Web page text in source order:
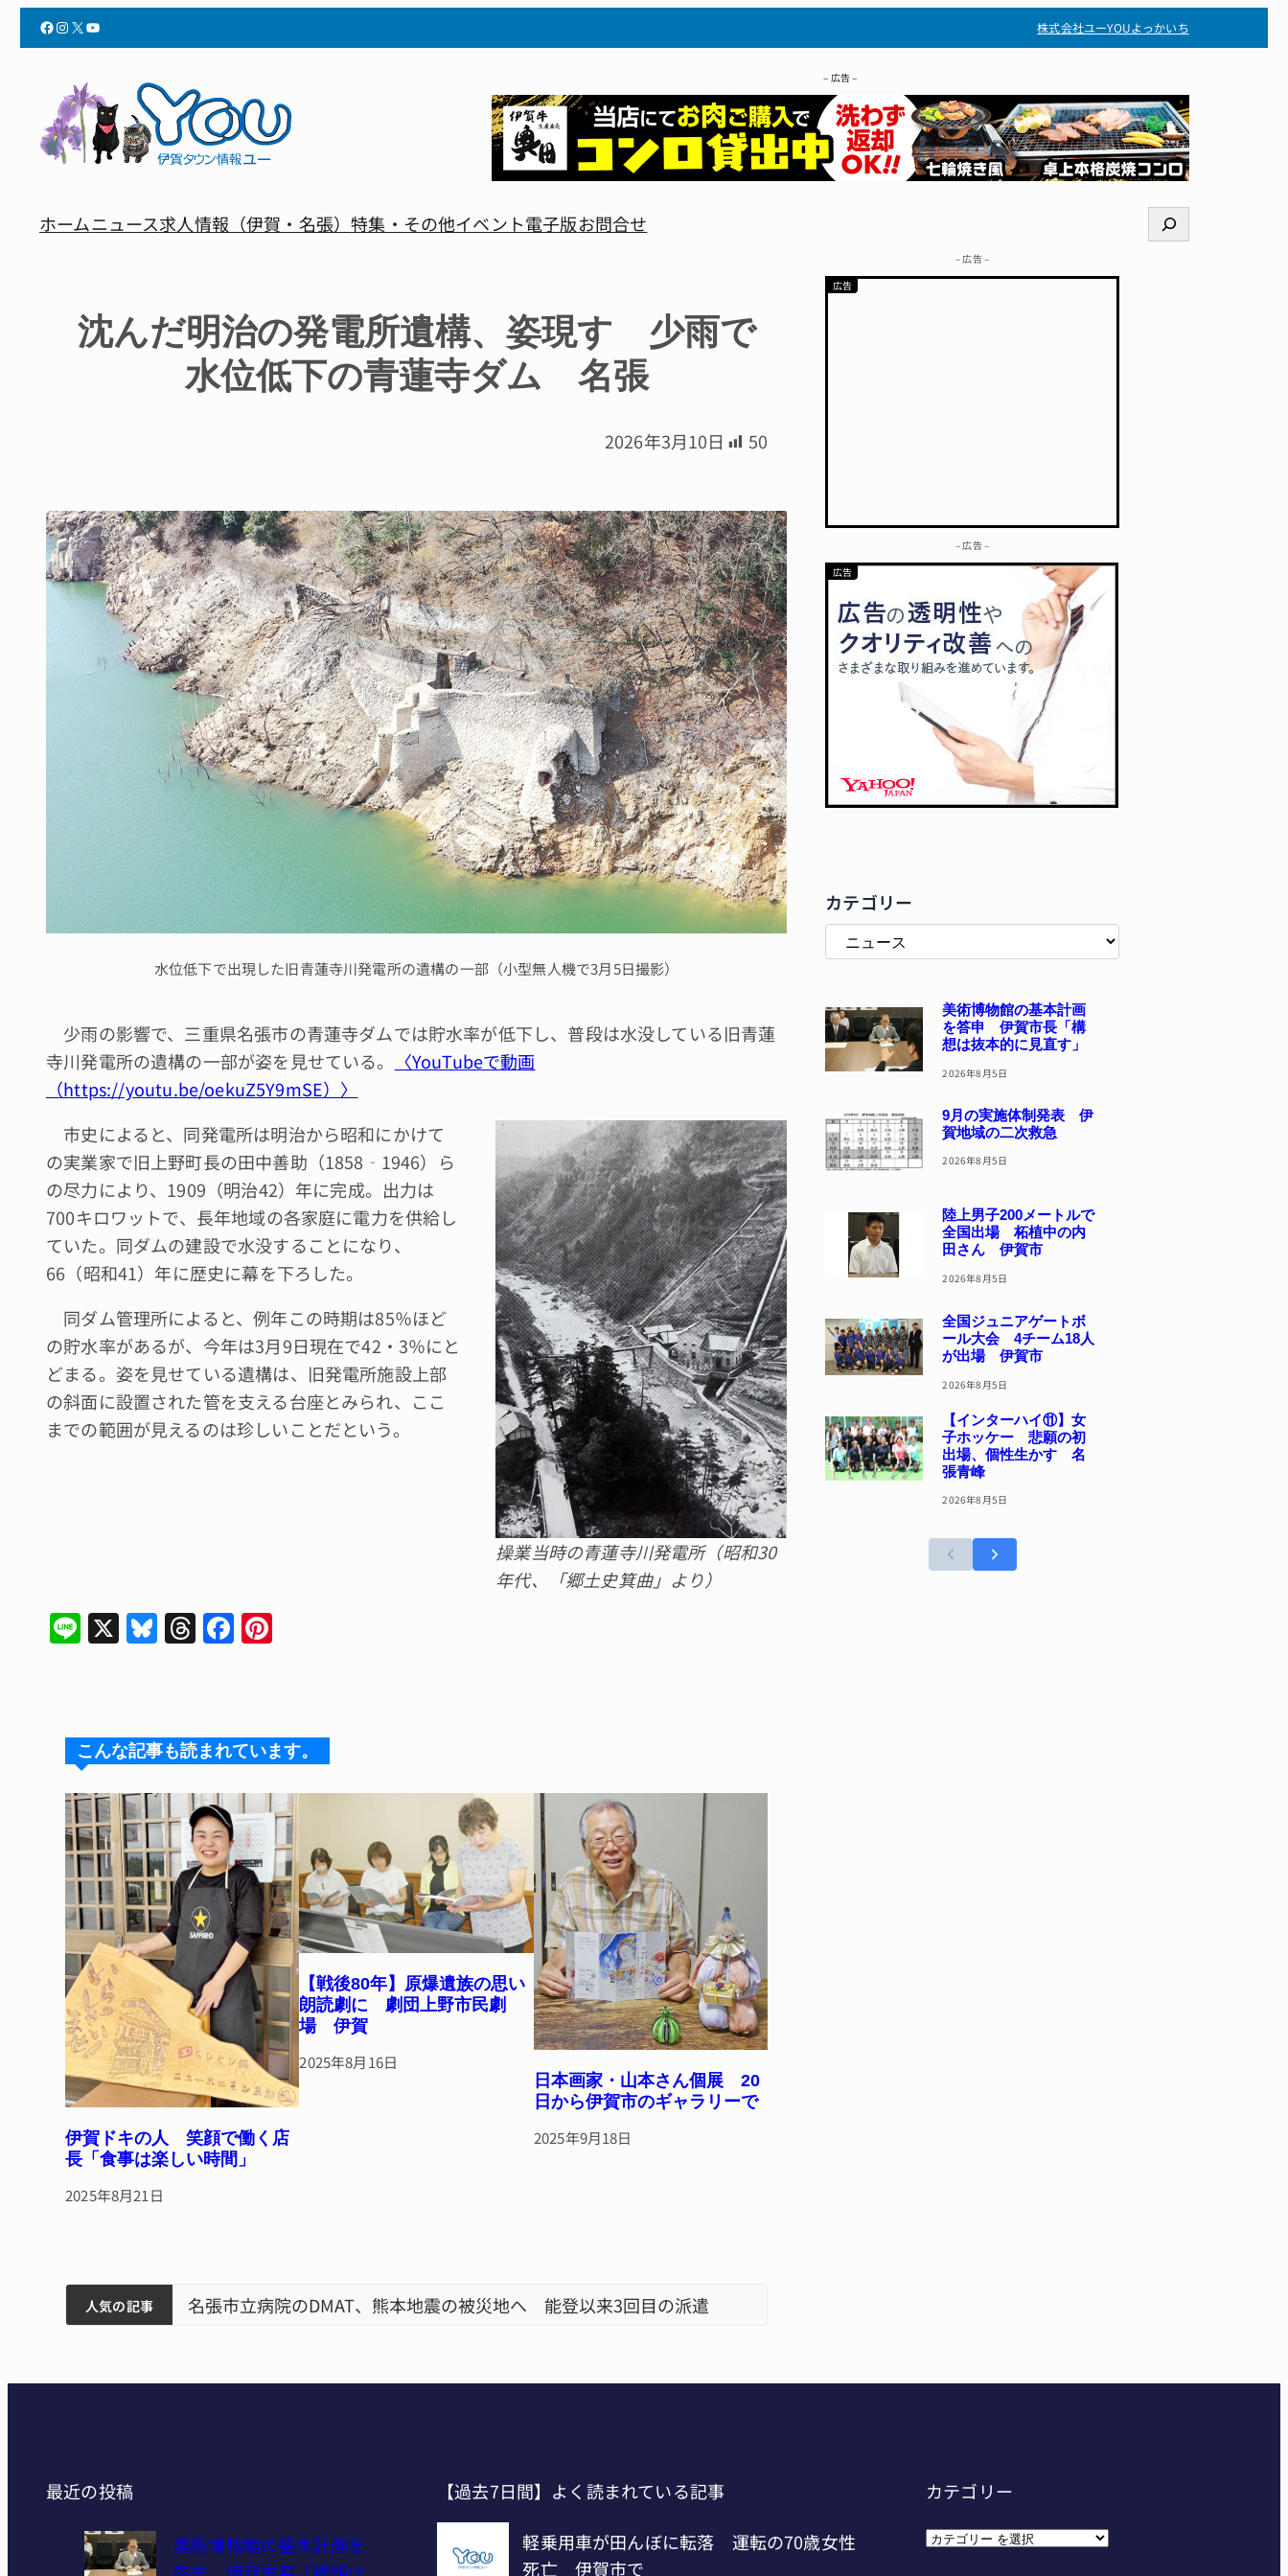
Facebook InstagramX YouTube 株式会社ユーYOUよっかいち
– 広告 –
ホームニュース求人情報（伊賀・名張）特集・その他イベント電子版お問合せ
検
索
沈んだ明治の発電所遺構、姿現す 少雨で
水位低下の青蓮寺ダム 名張
2026年3月10日 50
水位低下で出現した旧青蓮寺川発電所の遺構の一部（小型無人機で3月5日撮影）
少雨の影響で、三重県名張市の青蓮寺ダムでは貯水率が低下し、普段は水没している旧青蓮
寺川発電所の遺構の一部が姿を見せている。
〈YouTubeで動画
（https://youtu.be/oekuZ5Y9mSE）〉
操業当時の青蓮寺川発電所（昭和30
年代、「郷土史箕曲」より）
市史によると、同発電所は明治から昭和にかけて
の実業家で旧上野町長の田中善助（1858‐1946）ら
の尽力により、1909（明治42）年に完成。出力は
700キロワットで、長年地域の各家庭に電力を供給し
ていた。同ダムの建設で水没することになり、
66（昭和41）年に歴史に幕を下ろした。
同ダム管理所によると、例年この時期は85％ほど
の貯水率があるが、今年は3月9日現在で42・3％にと
どまる。姿を見せている遺構は、旧発電所施設上部
の斜面に設置された管を支える台座とみられ、ここ
までの範囲が見えるのは珍しいことだという。
Li
n
X Bl
u
k
y
T
hr
d
s
F
a
b
o
o
k
st
こんな記事も読まれています。
伊賀ドキの人 笑顔で働く店
長「食事は楽しい時間」
2025年8月21日
【戦後80年】原爆遺族の思い
朗読劇に 劇団上野市民劇
場 伊賀
2025年8月16日
日本画家・山本さん個展 20
日から伊賀市のギャラリーで
2025年9月18日
人気の記事
ィアで清掃 伊賀
3回目の派遣 【インターハイ⑨】ソフトテニス ミス減らし上位狙う 近大高専
– 広告 –
– 広告 –
カテゴリー
美術博物館の基本計画
を答申 伊賀市長「構
想は抜本的に見直す」
2026年8月5日
9月の実施体制発表 伊
賀地域の二次救急
2026年8月5日
陸上男子200メートルで
全国出場 柘植中の内
田さん 伊賀市
2026年8月5日
全国ジュニアゲートボ
ール大会 4チーム18人
が出場 伊賀市
2026年8月5日
【インターハイ⑪】女
子ホッケー 悲願の初
出場、個性生かす 名
張青峰
2026年8月5日
最近の投稿
美術博物館の基本計画を
【過去7日間】よく読まれている記事
カテゴリー
カ